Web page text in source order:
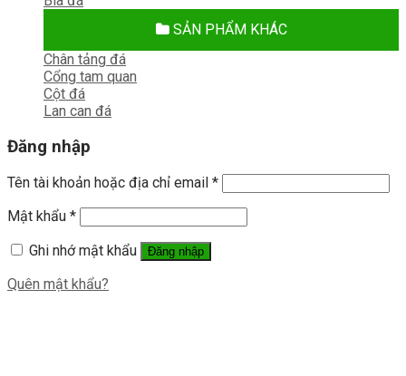
SẢN PHẨM KHÁC
Chân tảng đá
Cổng tam quan
Cột đá
Lan can đá
Đăng nhập
Tên tài khoản hoặc địa chỉ email *
Mật khẩu *
Ghi nhớ mật khẩu
Đăng nhập
Quên mật khẩu?